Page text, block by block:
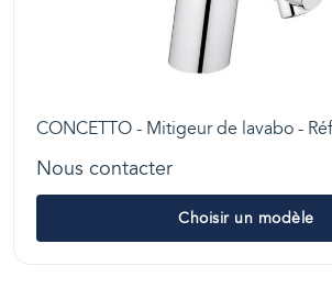
CONCETTO - Mitigeur de lavabo -
Nous contacter
Choisir un modèle